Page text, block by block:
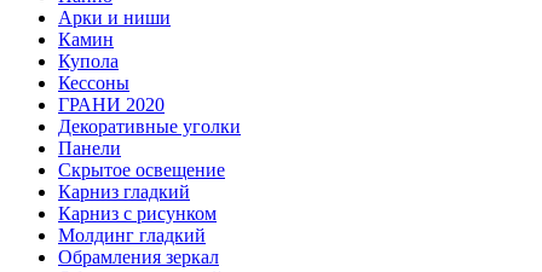
Арки и ниши
Камин
Купола
Кессоны
ГРАНИ 2020
Декоративные уголки
Панели
Скрытое освещение
Карниз гладкий
Карниз с рисунком
Молдинг гладкий
Обрамления зеркал